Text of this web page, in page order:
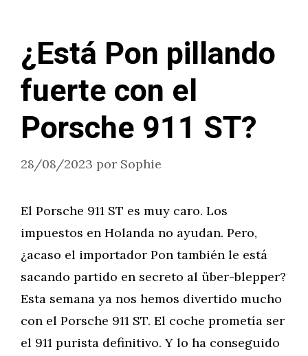
¿Está Pon pillando
fuerte con el
Porsche 911 ST?
28/08/2023 por Sophie
El Porsche 911 ST es muy caro. Los
impuestos en Holanda no ayudan. Pero,
¿acaso el importador Pon también le está
sacando partido en secreto al über-blepper?
Esta semana ya nos hemos divertido mucho
con el Porsche 911 ST. El coche prometía ser
el 911 purista definitivo. Y lo ha conseguido